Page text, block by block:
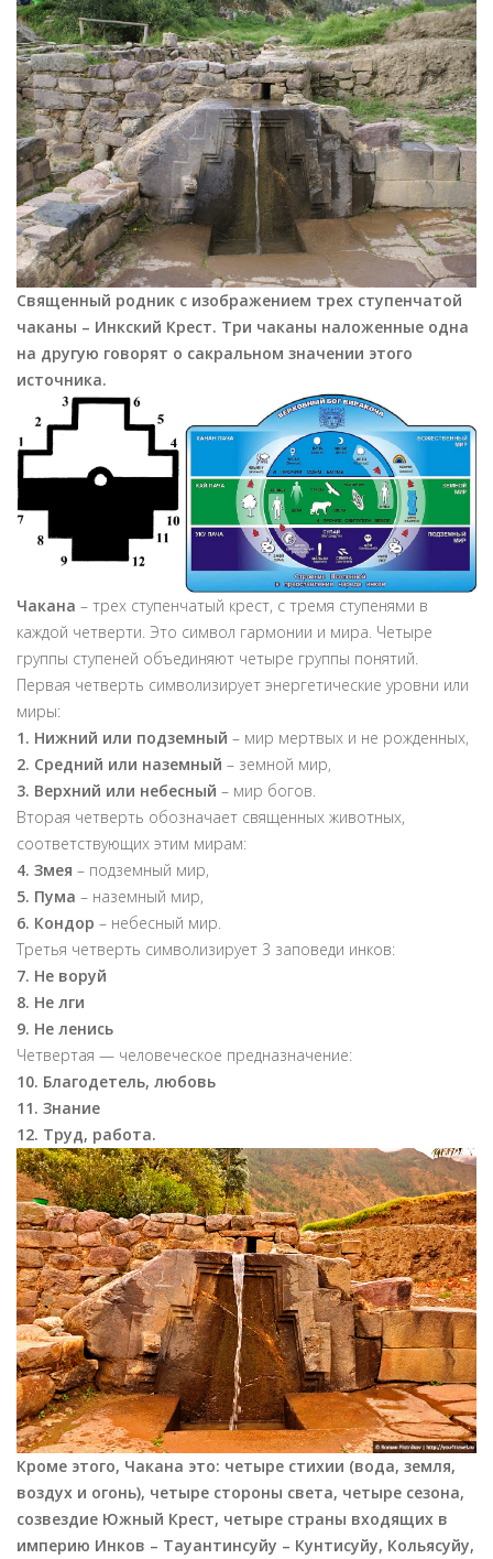
Священный родник с изображением трех ступенчатой
чаканы – Инкский Крест. Три чаканы наложенные одна
на другую говорят о сакральном значении этого
источника.
Чакана – трех ступенчатый крест, с тремя ступенями в
каждой четверти. Это символ гармонии и мира. Четыре
группы ступеней объединяют четыре группы понятий.
Первая четверть символизирует энергетические уровни или
миры:
1. Нижний или подземный – мир мертвых и не рожденных,
2. Средний или наземный – земной мир,
3. Верхний или небесный – мир богов.
Вторая четверть обозначает священных животных,
соответствующих этим мирам:
4. Змея – подземный мир,
5. Пума – наземный мир,
6. Кондор – небесный мир.
Третья четверть символизирует 3 заповеди инков:
7. Не воруй
8. Не лги
9. Не ленись
Четвертая — человеческое предназначение:
10. Благодетель, любовь
11. Знание
12. Труд, работа.
Кроме этого, Чакана это: четыре стихии (вода, земля,
воздух и огонь), четыре стороны света, четыре сезона,
созвездие Южный Крест, четыре страны входящих в
империю Инков – Тауантинсуйу – Кунтисуйу, Кольясуйу,